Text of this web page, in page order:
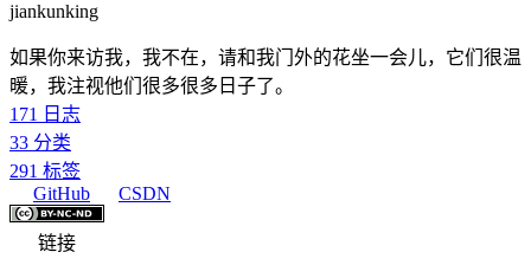
jiankunking
如果你来访我，我不在，请和我门外的花坐一会儿，它们很温
暖，我注视他们很多很多日子了。
171
日志
33 分类
291 标签
GitHub
CSDN
链接